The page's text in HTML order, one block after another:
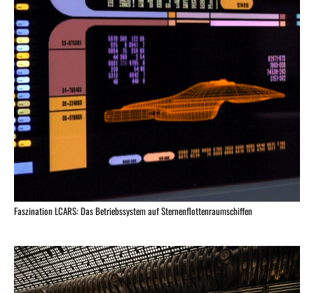
Faszination LCARS: Das Betriebssystem auf Sternenflottenraumschiffen